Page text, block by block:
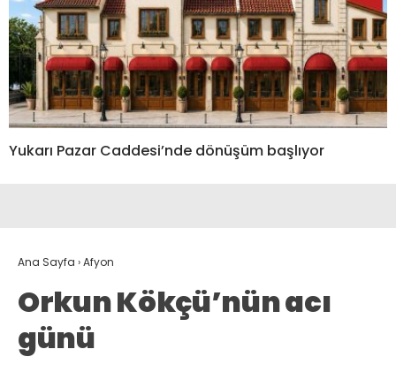
Yukarı Pazar Caddesi’nde dönüşüm başlıyor
Ana Sayfa ›Afyon
Orkun Kökçü’nün acı
günü